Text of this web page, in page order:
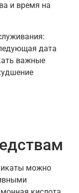
и время на
дата
важные
можно